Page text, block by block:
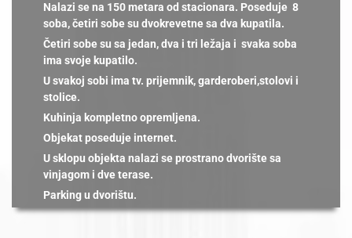
Nalazi se na 150 metara od stacionara. Poseduje 8
soba, četiri sobe su dvokrevetne sa dva kupatila.
Četiri sobe su sa jedan, dva i tri ležaja i svaka soba
ima svoje kupatilo.
U svakoj sobi ima tv. prijemnik, garderoberi,stolovi i
stolice.
Kuhinja kompletno opremljena.
Objekat poseduje internet.
U sklopu objekta nalazi se prostrano dvorište sa
vinjagom i dve terase.
Parking u dvorištu.